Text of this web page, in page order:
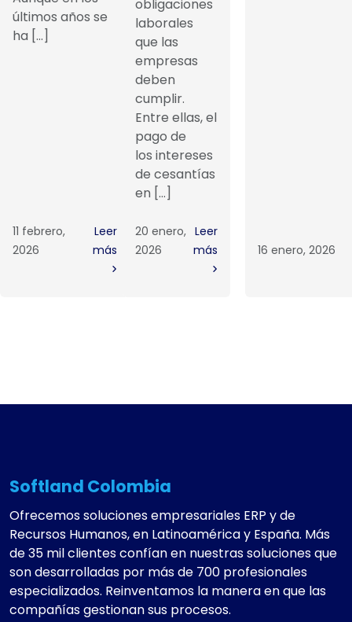
últimos años se
ha […]
11 febrero,
2026
Leer
más
obligaciones
laborales
que las
empresas
deben
cumplir.
Entre ellas, el
pago de
los intereses
de cesantías
en […]
20 enero,
2026
Leer
más
16 enero, 2026
Softland Colombia
Ofrecemos soluciones empresariales ERP y de
Recursos Humanos, en Latinoamérica y España. Más
de 35 mil clientes confían en nuestras soluciones que
son desarrolladas por más de 700 profesionales
especializados. Reinventamos la manera en que las
compañías gestionan sus procesos.